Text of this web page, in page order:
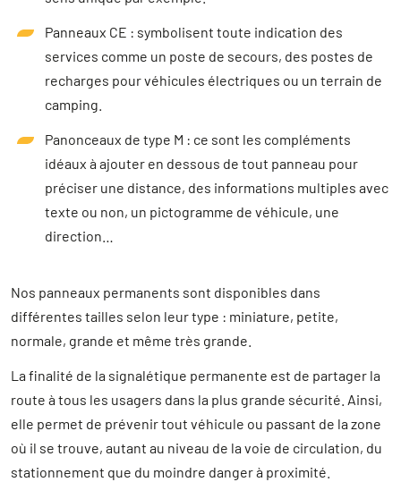
Panneaux CE : symbolisent toute indication des
services comme un poste de secours, des postes de
recharges pour véhicules électriques ou un terrain de
camping.
Panonceaux de type M : ce sont les compléments
idéaux à ajouter en dessous de tout panneau pour
préciser une distance, des informations multiples avec
texte ou non, un pictogramme de véhicule, une
direction…
Nos panneaux permanents sont disponibles dans
différentes tailles selon leur type : miniature, petite,
normale, grande et même très grande.
La finalité de la signalétique permanente est de partager la
route à tous les usagers dans la plus grande sécurité. Ainsi,
elle permet de prévenir tout véhicule ou passant de la zone
où il se trouve, autant au niveau de la voie de circulation, du
stationnement que du moindre danger à proximité.